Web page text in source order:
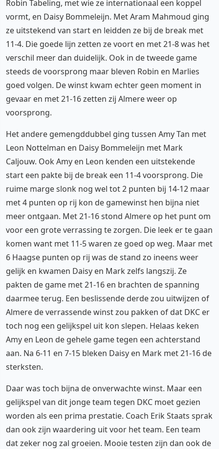
Robin Tabeling, met wie ze internationaal een koppel
vormt, en Daisy Bommeleijn. Met Aram Mahmoud ging
ze uitstekend van start en leidden ze bij de break met
11-4. Die goede lijn zetten ze voort en met 21-8 was het
verschil meer dan duidelijk. Ook in de tweede game
steeds de voorsprong maar bleven Robin en Marlies
goed volgen. De winst kwam echter geen moment in
gevaar en met 21-16 zetten zij Almere weer op
voorsprong.
Het andere gemengddubbel ging tussen Amy Tan met
Leon Nottelman en Daisy Bommeleijn met Mark
Caljouw. Ook Amy en Leon kenden een uitstekende
start een pakte bij de break een 11-4 voorsprong. Die
ruime marge slonk nog wel tot 2 punten bij 14-12 maar
met 4 punten op rij kon de gamewinst hen bijna niet
meer ontgaan. Met 21-16 stond Almere op het punt om
voor een grote verrassing te zorgen. Die leek er te gaan
komen want met 11-5 waren ze goed op weg. Maar met
6 Haagse punten op rij was de stand zo ineens weer
gelijk en kwamen Daisy en Mark zelfs langszij. Ze
pakten de game met 21-16 en brachten de spanning
daarmee terug. Een beslissende derde zou uitwijzen of
Almere de verrassende winst zou pakken of dat DKC er
toch nog een gelijkspel uit kon slepen. Helaas keken
Amy en Leon de gehele game tegen een achterstand
aan. Na 6-11 en 7-15 bleken Daisy en Mark met 21-16 de
sterksten.
Daar was toch bijna de onverwachte winst. Maar een
gelijkspel van dit jonge team tegen DKC moet gezien
worden als een prima prestatie. Coach Erik Staats sprak
dan ook zijn waardering uit voor het team. Een team
dat zeker nog zal groeien. Mooie testen zijn dan ook de